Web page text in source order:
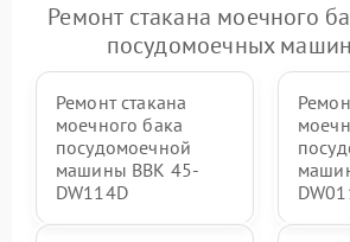
Ремонт стакана моечного
посудомоечных
Ремонт стакана
моечного бака
посудомоечной
машины BBK 45-
DW114D